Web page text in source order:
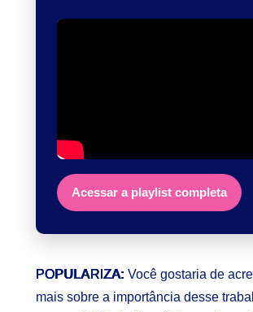
Acessar a playlist completa
POPULARIZA: Você gostaria de
mais sobre a importância desse